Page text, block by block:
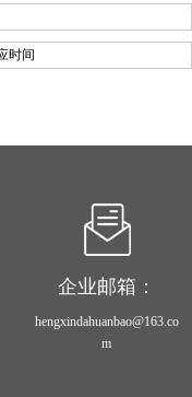
时间
企业邮箱：
hengxindahuanbao@163.co
m